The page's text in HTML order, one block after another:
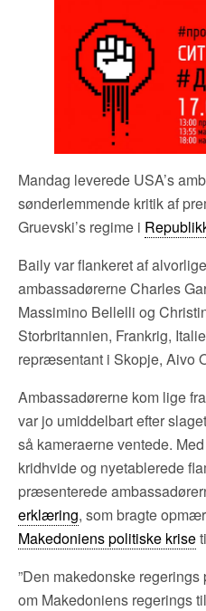
Mandag leverede USA’s
sønderlemmende kritik af
Gruevski’s regime i
Baily var flankeret af
ambassadørerne Charles
Massimino Bellelli og
Storbritannien, Frankrig,
repræsentant i Skopje, Aivo
Ambassadørerne kom lige
var jo umiddelbart efter
så kameraerne ventede.
kridhvide og nyetablerede
præsenterede
erklæring, som bragte
Makedoniens politiske krise
”Den makedonske
om Makedoniens regerings